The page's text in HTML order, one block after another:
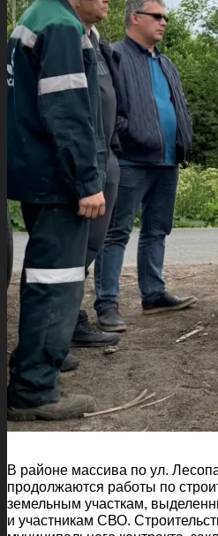
В районе массива по ул.
продолжаются работы по
земельным участкам,
и участникам СВО.